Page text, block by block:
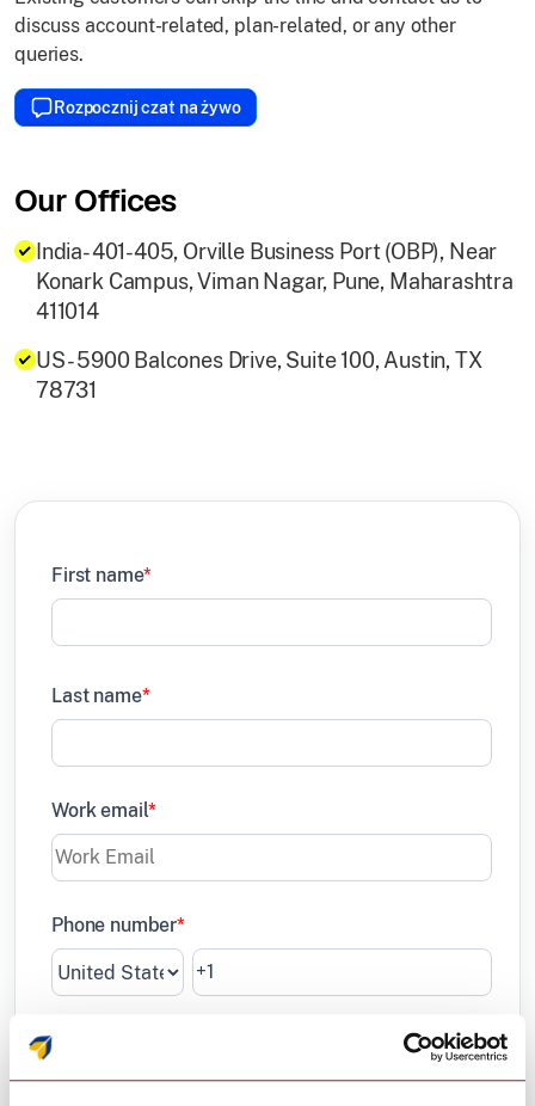
discuss account-related, plan-related, or any other
queries.
Rozpocznij czat na żywo
Our Offices
India- 401-405, Orville Business Port (OBP), Near
Konark Campus, Viman Nagar, Pune, Maharashtra
411014
US - 5900 Balcones Drive, Suite 100, Austin, TX
78731
First name*
Last name*
Work email*
Phone number*
Company name